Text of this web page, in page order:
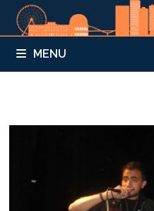
MENU